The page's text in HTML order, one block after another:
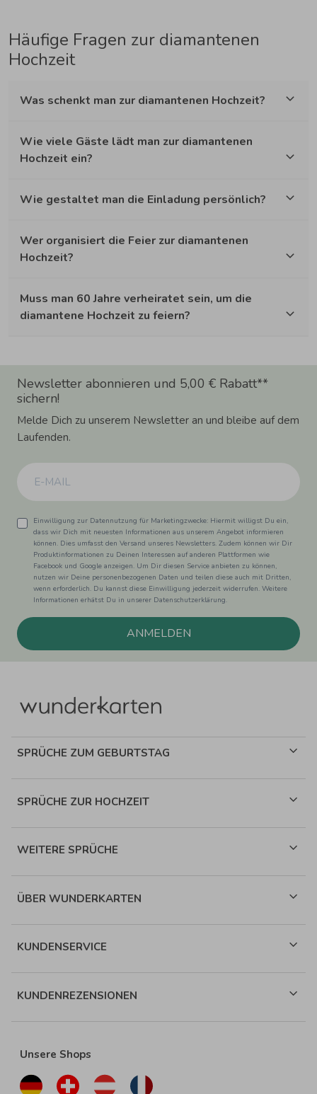
Häufige Fragen zur diamantenen
Hochzeit
Was schenkt man zur diamantenen Hochzeit?
Wie viele Gäste lädt man zur diamantenen
Hochzeit ein?
Wie gestaltet man die Einladung persönlich?
Wer organisiert die Feier zur diamantenen
Hochzeit?
Muss man 60 Jahre verheiratet sein, um die
diamantene Hochzeit zu feiern?
Newsletter abonnieren und 5,00 € Rabatt**
sichern!
Melde Dich zu unserem Newsletter an und bleibe auf dem
Laufenden.
Einwilligung zur Datennutzung für Marketingzwecke: Hiermit willigst Du ein,
dass wir Dich mit neuesten Informationen aus unserem Angebot informieren
können. Dies umfasst den Versand unseres Newsletters. Zudem können wir Dir
Produktinformationen zu Deinen Interessen auf anderen Plattformen wie
Facebook und Google anzeigen. Um Dir diesen Service anbieten zu können,
nutzen wir Deine personenbezogenen Daten und teilen diese auch mit Dritten,
wenn erforderlich. Du kannst diese Einwilligung jederzeit widerrufen. Weitere
Informationen erhätst Du in unserer Datenschutzerklärung.
ANMELDEN
SPRÜCHE ZUM GEBURTSTAG
SPRÜCHE ZUR HOCHZEIT
WEITERE SPRÜCHE
ÜBER WUNDERKARTEN
KUNDENSERVICE
KUNDENREZENSIONEN
Unsere Shops